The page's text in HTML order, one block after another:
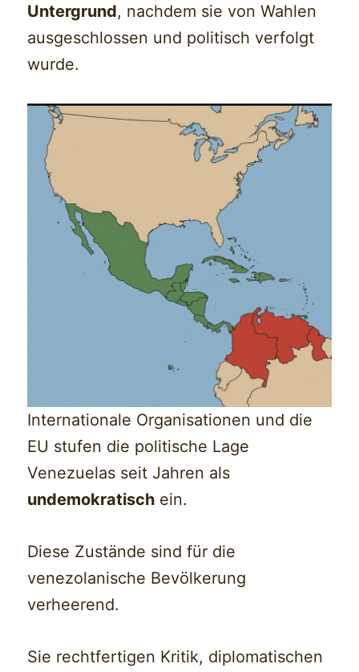
Untergrund, nachdem sie von Wahlen
ausgeschlossen und politisch verfolgt
wurde.
Internationale Organisationen und die
EU stufen die politische Lage
Venezuelas seit Jahren als
undemokratisch ein.
Diese Zustände sind für die
venezolanische Bevölkerung
verheerend.
Sie rechtfertigen Kritik, diplomatischen